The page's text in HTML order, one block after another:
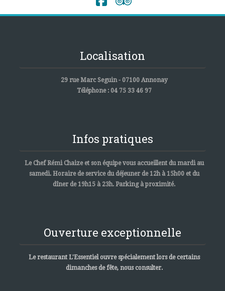
Localisation
29 rue Marc Seguin - 07100 Annonay
Téléphone : 04 75 33 46 97
Infos pratiques
Le Chef Rémi Chaize et son équipe vous accueillent du mardi au
samedi. Horaire de service du déjeuner de 12h à 15h00 et du
dîner de 19h15 à 23h. Parking à proximité.
Ouverture exceptionnelle
Le restaurant L'Essentiel ouvre spécialement lors de certains
dimanches de fête, nous consulter.